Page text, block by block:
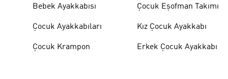
Bebek Ayakkabısı
Çocuk Ayakkabıları
Çocuk Krampon
Çocuk Eşofman Takımı
Kız Çocuk Ayakkabı
Erkek Çocuk Ayakkabı